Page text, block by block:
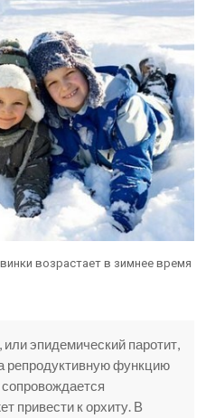
возрастает в зимнее время
эпидемический паротит,
репродуктивную функцию
привести к орхиту. В